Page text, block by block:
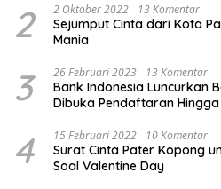
2 2 Oktober 2022 13 Komentar
Sejumput Cinta dari Kota
Mania
3 26 Februari 2023 13 Komentar
Bank Indonesia Luncurkan
Dibuka Pendaftaran Hingga
4 15 Februari 2022 10 Komentar
Surat Cinta Pater Kopong
Soal Valentine Day